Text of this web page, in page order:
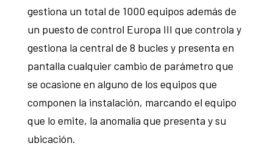
gestiona un total de 1000 equipos además de
un puesto de control Europa III que controla y
gestiona la central de 8 bucles y presenta en
pantalla cualquier cambio de parámetro que
se ocasione en alguno de los equipos que
componen la instalación, marcando el equipo
que lo emite, la anomalía que presenta y su
ubicación.